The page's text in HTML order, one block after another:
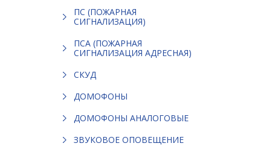
ПС (ПОЖАРНАЯ
СИГНАЛИЗАЦИЯ)
ПСА (ПОЖАРНАЯ
СИГНАЛИЗАЦИЯ АДРЕСНАЯ)
СКУД
ДОМОФОНЫ
ДОМОФОНЫ АНАЛОГОВЫЕ
ЗВУКОВОЕ ОПОВЕЩЕНИЕ